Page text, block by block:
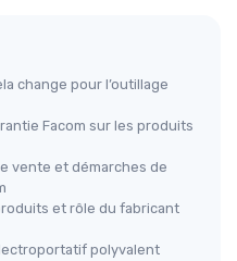
change pour l’outillage
Facom sur les produits
vente et démarches de
et rôle du fabricant
polyvalent